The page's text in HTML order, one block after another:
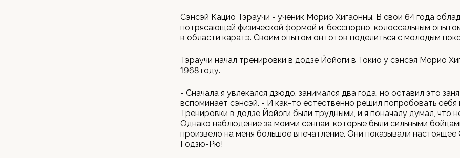
Сэнсэй Кацио Тэраучи - ученик Морио Хигаонны. В свои 64 года
потрясающей физической формой и, бесспорно, колоссальным
в области каратэ. Своим опытом он готов поделиться с молодым
Тэраучи начал тренировки в додзе Йойоги в Токио у сэнсэя Морио
1968 году.
- Сначала я увлекался дзюдо, занимался два года, но оставил это
вспоминает сэнсэй. - И как-то естественно решил попробовать себя
Тренировки в додзе Йойоги были трудными, и я поначалу думал, что
Однако наблюдение за моими сенпаи, которые были сильными
произвело на меня большое впечатление. Они показывали настоящее
Годзю-Рю!